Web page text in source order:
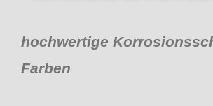
hochwertige
Farben